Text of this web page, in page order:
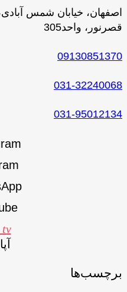
اصفهان، خیابان شمس
قصرنور، واحد305
09130851370
031-32240068
031-95012134
برچسب‌ها